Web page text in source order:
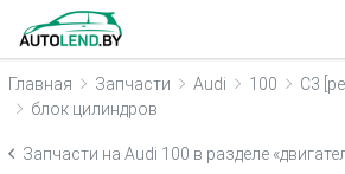
Главная Запчасти Audi 100
С3
блок цилиндров
Запчасти на Audi 100 в разделе